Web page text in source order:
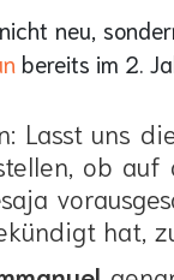
neu,
bereits im 2.
Lasst uns
ob
hat,